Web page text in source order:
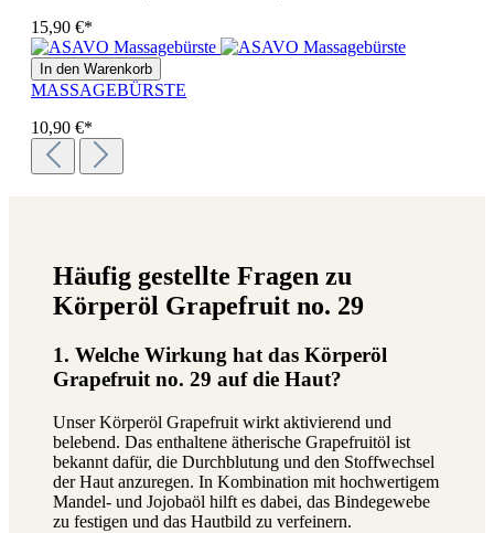
15,90 €*
In den Warenkorb
MASSAGEBÜRSTE
10,90 €*
Häufig gestellte Fragen zu
Körperöl Grapefruit no. 29
1. Welche Wirkung hat das Körperöl
Grapefruit no. 29 auf die Haut?
Unser Körperöl Grapefruit wirkt aktivierend und
belebend. Das enthaltene ätherische Grapefruitöl ist
bekannt dafür, die Durchblutung und den Stoffwechsel
der Haut anzuregen. In Kombination mit hochwertigem
Mandel- und Jojobaöl hilft es dabei, das Bindegewebe
zu festigen und das Hautbild zu verfeinern.